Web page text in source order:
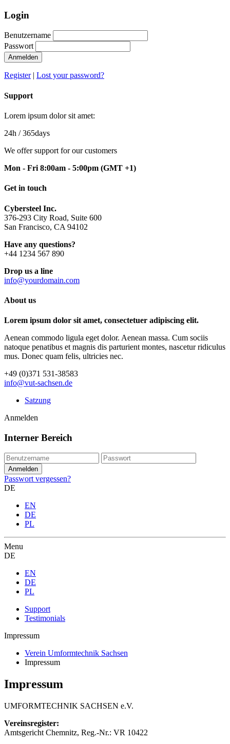
Login
Benutzername
Passwort
Anmelden
Register| Lost your password?
Support
Lorem ipsum dolor sit amet:
24h / 365days
We offer support for our customers
Mon - Fri 8:00am - 5:00pm (GMT +1)
Get in touch
Cybersteel Inc.
376-293 City Road, Suite 600
San Francisco, CA 94102
Have any questions?
+44 1234 567 890
Drop us a line
info@yourdomain.com
About us
Lorem ipsum dolor sit amet, consectetuer adipiscing elit.
Aenean commodo ligula eget dolor. Aenean massa. Cum sociis
natoque penatibus et magnis dis parturient montes, nascetur ridiculus
mus. Donec quam felis, ultricies nec.
+49 (0)371 531-38583
info@vut-sachsen.de
Satzung
Anmelden
Interner Bereich
Passwort vergessen?
DE
EN
DE
PL
Menu
DE
EN
DE
PL
Support
Testimonials
Impressum
Verein Umformtechnik Sachsen
Impressum
Impressum
UMFORMTECHNIK SACHSEN e.V.
Vereinsregister:
Amtsgericht Chemnitz, Reg.-Nr.: VR 10422